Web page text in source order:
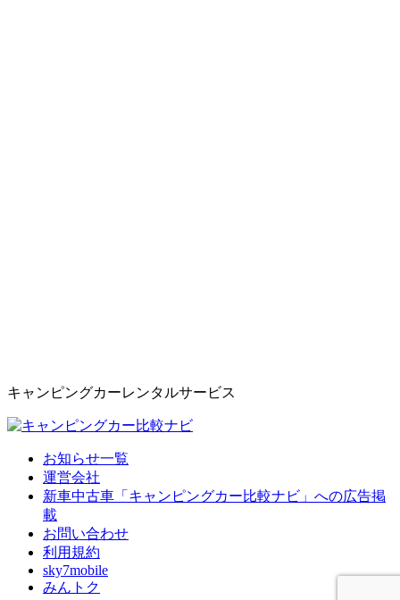
キャンピングカーレンタルサービス
お知らせ一覧
運営会社
新車中古車「キャンピングカー比較ナビ」への広告掲
載
お問い合わせ
利用規約
sky7mobile
みんトク